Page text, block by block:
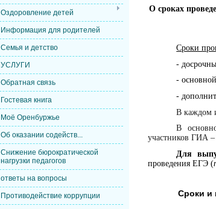
Оздоровление детей
Информация для родителей
Семья и детство
УСЛУГИ
Обратная связь
Гостевая книга
Моё Оренбуржье
Об оказании содейств...
Снижение бюрократической
нагрузки педагогов
ответы на вопросы
Противодействие коррупции
О сроках
Сроки
-
-
-
В каждом
В
участников ГИА
Для
проведения ЕГЭ (
Сроки и